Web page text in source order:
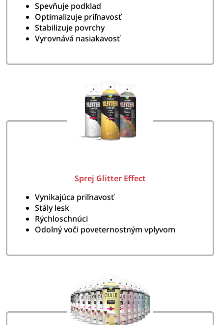
Spevňuje podklad
Optimalizuje priľnavosť
Stabilizuje povrchy
Vyrovnává nasiakavosť
Sprej Glitter Effect
Vynikajúca priľnavosť
Stály lesk
Rýchloschnúci
Odolný voči poveternostným vplyvom